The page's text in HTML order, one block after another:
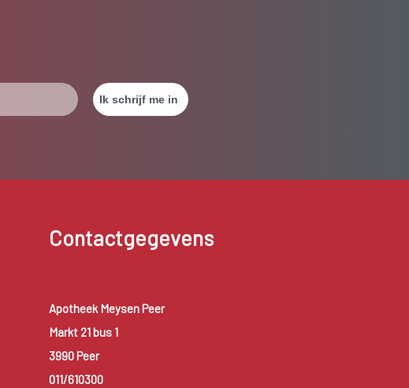
Contactgegevens
Apotheek Meysen Peer
Markt 21 bus 1
3990 Peer
011/610300